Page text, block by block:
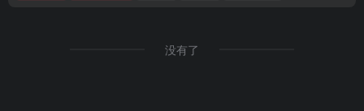
没有了